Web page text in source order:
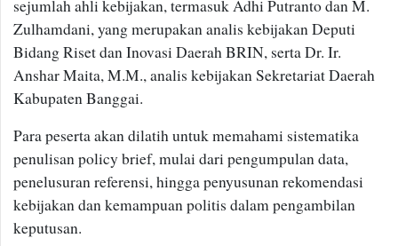
sejumlah ahli kebijakan, termasuk Adhi Putranto dan M.
Zulhamdani, yang merupakan analis kebijakan Deputi
Bidang Riset dan Inovasi Daerah BRIN, serta Dr. Ir.
Anshar Maita, M.M., analis kebijakan Sekretariat Daerah
Kabupaten Banggai.
Para peserta akan dilatih untuk memahami sistematika
penulisan policy brief, mulai dari pengumpulan data,
penelusuran referensi, hingga penyusunan rekomendasi
kebijakan dan kemampuan politis dalam pengambilan
keputusan.